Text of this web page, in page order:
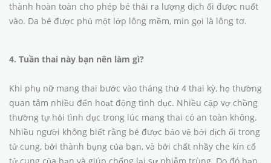
thành hoàn toàn cho phép bé thải ra lượng dịch ối được nuốt
vào. Da bé được phủ một lớp lông mềm, min gọi là lông tơ.
4. Tuần thai này bạn nên làm gì?
Khi phụ nữ mang thai bước vào tháng thứ 4 thai kỳ, họ thường
quan tâm nhiều đến hoạt động tình dục. Nhiều cặp vợ chồng
thường tự hỏi tình dục trong lúc mang thai có an toàn không.
Nhiều người không biết rằng bé được bảo vệ bởi dịch ối trong
tử cung, bởi thành bụng của bạn, và bởi chất nhầy che kín cổ